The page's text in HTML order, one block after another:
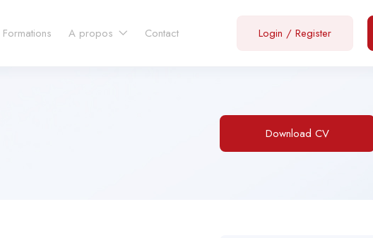
Formations A propos Contact Login / Register
Download CV